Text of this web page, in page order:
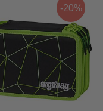
-20%